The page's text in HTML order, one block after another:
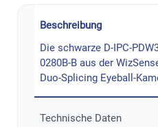
Beschreibung
Die schwarze D-IPC-
0280B-B aus der
Duo-Splicing Eyeball-
Technische Daten